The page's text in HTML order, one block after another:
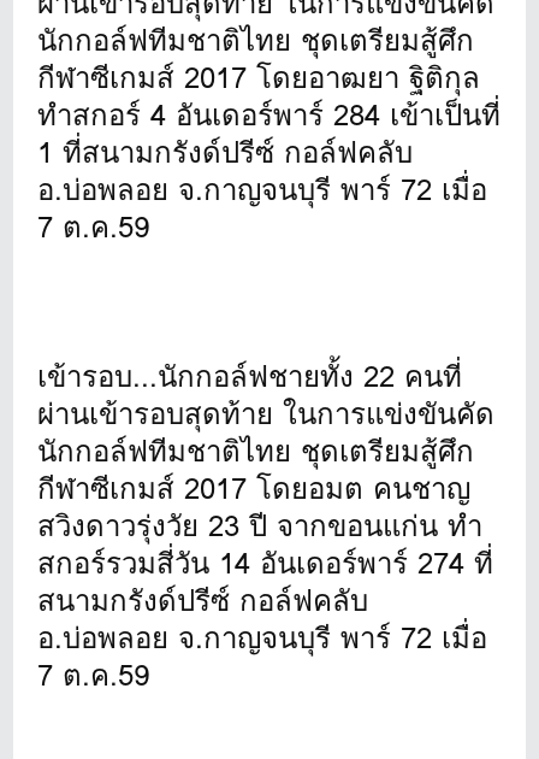
นักกอล์ฟทีมชาติไทย ชุดเตรียมสู้ศึก
กีฬาซีเกมส์ 2017 โดยอาฒยา ฐิติกุล
ทำสกอร์ 4 อันเดอร์พาร์ 284 เข้าเป็นที่
1 ที่สนามกรังด์ปรีซ์ กอล์ฟคลับ
อ.บ่อพลอย จ.กาญจนบุรี พาร์ 72 เมื่อ
7 ต.ค.59
เข้ารอบ...นักกอล์ฟชายทั้ง 22 คนที่
ผ่านเข้ารอบสุดท้าย ในการแข่งขันคัด
นักกอล์ฟทีมชาติไทย ชุดเตรียมสู้ศึก
กีฬาซีเกมส์ 2017 โดยอมต คนชาญ
สวิงดาวรุ่งวัย 23 ปี จากขอนแก่น ทำ
สกอร์รวมสี่วัน 14 อันเดอร์พาร์ 274 ที่
สนามกรังด์ปรีซ์ กอล์ฟคลับ
อ.บ่อพลอย จ.กาญจนบุรี พาร์ 72 เมื่อ
7 ต.ค.59